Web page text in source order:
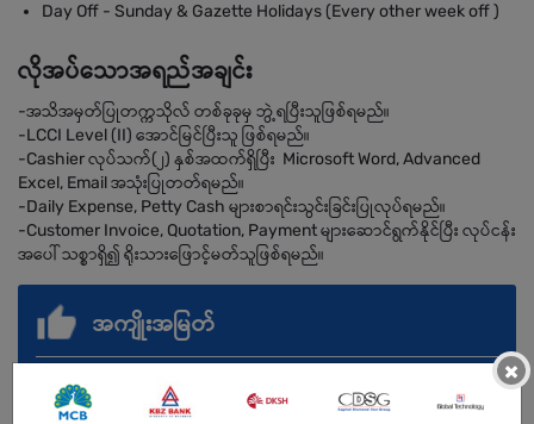
Day Off - Sunday & Gazette Holidays (Every other week off )
လိုအပ်သောအရည်အချင်း
-အသိအမှတ်ပြုတက္ကသိုလ် တစ်ခုခုမှ ဘွဲ့ရပြီးသူဖြစ်ရမည်။
-LCCI Level (II) အောင်မြင်ပြီးသူ ဖြစ်ရမည်။
-Cashier လုပ်သက်(၂) နှစ်အထက်ရှိပြီး Microsoft Word, Advanced
Excel, Email အသုံးပြုတတ်ရမည်။
-Daily Expense, Petty Cash များစာရင်းသွင်းခြင်းပြုလုပ်ရမည်။
-Customer Invoice, Quotation, Payment များဆောင်ရွက်နိုင်ပြီး လုပ်ငန်း
အပေါ် သစ္စာရှိ၍ ရိုးသားဖြောင့်မတ်သူဖြစ်ရမည်။
အကျိုးအမြတ်
Travel Allowance + Meal Allowance
×